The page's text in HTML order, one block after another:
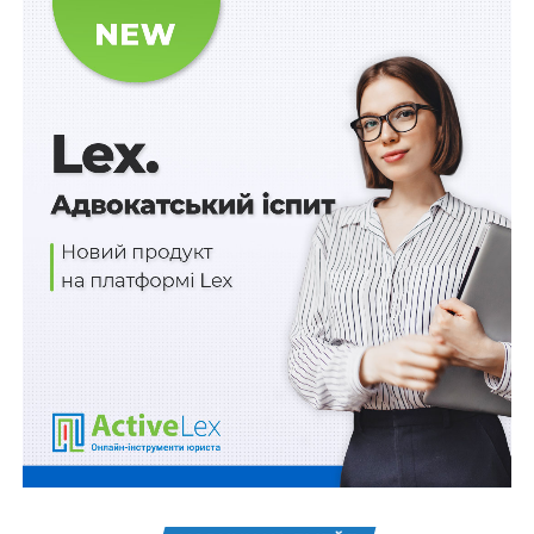
Читайте також: Соціальні виплати продовжено
автоматично
1) внесено зміни до Положення про Пенсійний фонд
України (постанова КМУ від 15 листопада 2022 р.
1289);
2) внесено зміни до деяких постанов Кабінету
Міністрів України щодо забезпечення реалізації
окремих функцій Пенсійного фонду України
(постанова КМУ від 2 грудня 2022 р. № 1350);
3) припинено з 1 січня 2023 р. Фонд соціального
страхування України та управлінь виконавчої
дирекції Фонду шляхом приєднання до Пенсійного
фонду України (постанова КМУ від 27 грудня 2022 р.